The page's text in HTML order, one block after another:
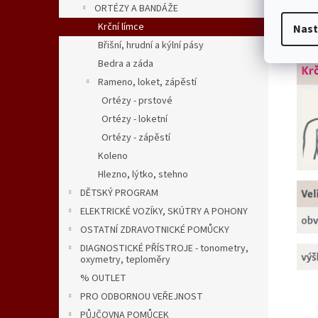
ORTÉZY A BANDÁŽE
Krční límce
Břišní, hrudní a kýlní pásy
Bedra a záda
Rameno, loket, zápěstí
Ortézy - prstové
Ortézy - loketní
Ortézy - zápěstí
Koleno
Hlezno, lýtko, stehno
DĚTSKÝ PROGRAM
ELEKTRICKÉ VOZÍKY, SKÚTRY A POHONY
OSTATNÍ ZDRAVOTNICKÉ POMŮCKY
DIAGNOSTICKÉ PŘÍSTROJE - tonometry,
oxymetry, teploměry
% OUTLET
PRO ODBORNOU VEŘEJNOST
Je